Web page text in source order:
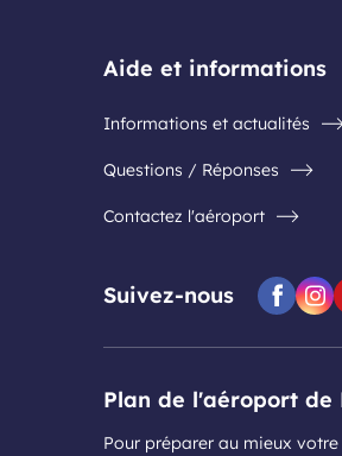
Aide et informations
Informations et actualités
Questions / Réponses
Contactez l'aéroport
Suivez-nous
Plan de l'aéroport de
Pour préparer au mieux